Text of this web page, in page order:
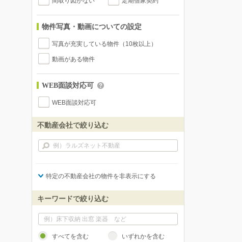
物件写真・動画についての設定
写真が充実している物件（10枚以上）
動画がある物件
WEB面談対応可
WEB面談対応可
不動産会社で絞り込む
特定の不動産会社の物件を非表示にする
キーワードで絞り込む
すべてを含む いずれかを含む